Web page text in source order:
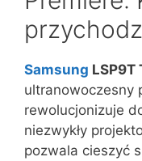
Samsung LSP9T
ultranowoczesny
rewolucjonizuje
niezwykły
pozwala cieszyć